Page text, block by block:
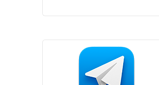
Этот
товар
имеет